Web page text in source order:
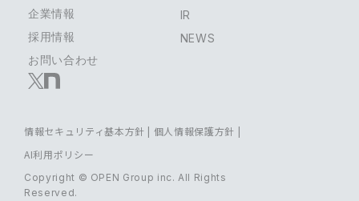
企業情報
IR
採用情報
NEWS
お問い合わせ
Copyright © OPEN Group inc. All Rights
Reserved.
情報セキュリティ基本方針 | 個人情報保護方針 |
AI利用ポリシー